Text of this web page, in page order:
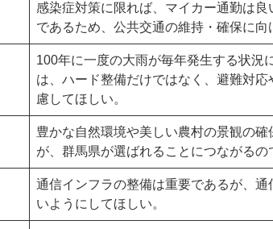
感染症対策に限れば、マイカー通勤は
であるため、公共交通の維持・確保に向
100年に一度の大雨が毎年発生する状況
は、ハード整備だけではなく、避難対
慮してほしい。
豊かな自然環境や美しい農村の景観の
が、群馬県が選ばれることにつながるの
通信インフラの整備は重要であるが、
いようにしてほしい。